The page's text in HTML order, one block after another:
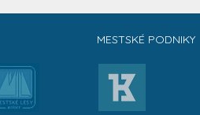
MESTSKÉ PODNIKY